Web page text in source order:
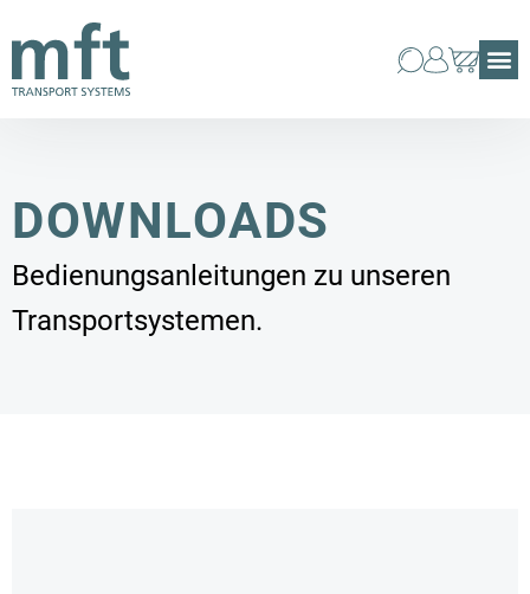
DOWNLOADS
Bedienungsanleitungen zu unseren
Transportsystemen.